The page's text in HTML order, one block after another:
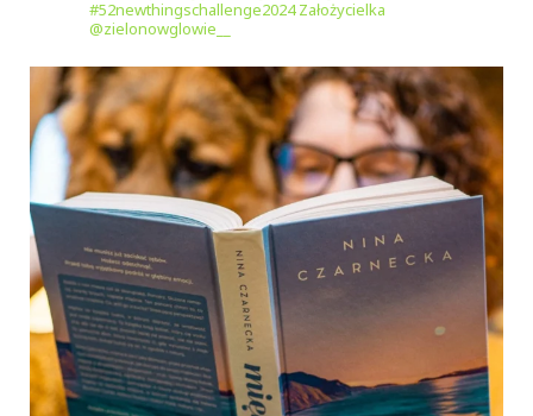
#52newthingschallenge2024Założycielka
@zielonowglowie__